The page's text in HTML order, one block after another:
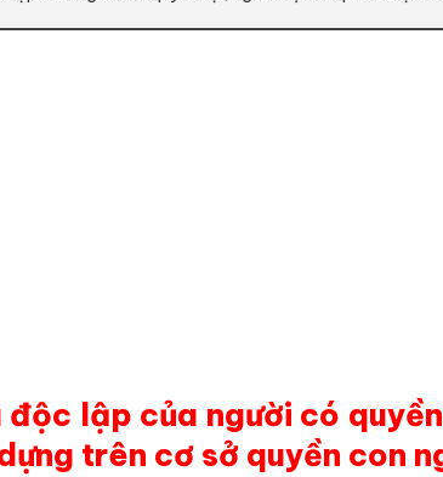
độc lập của người có
trên cơ sở quyền con